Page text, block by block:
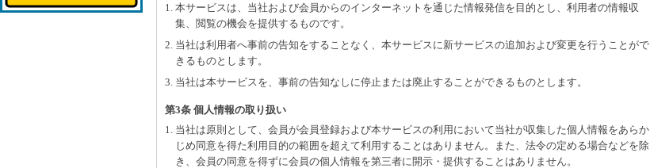
1. 本サービスは、当社および会員からのインターネットを通じた情報発信を目的とし、利用者の情報収
集、閲覧の機会を提供するものです。
2. 当社は利用者へ事前の告知をすることなく、本サービスに新サービスの追加および変更を行うことがで
きるものとします。
3. 当社は本サービスを、事前の告知なしに停止または廃止することができるものとします。
第3条 個人情報の取り扱い
1. 当社は原則として、会員が会員登録および本サービスの利用において当社が収集した個人情報をあらか
じめ同意を得た利用目的の範囲を超えて利用することはありません。また、法令の定める場合などを除
き、会員の同意を得ずに会員の個人情報を第三者に開示・提供することはありません。